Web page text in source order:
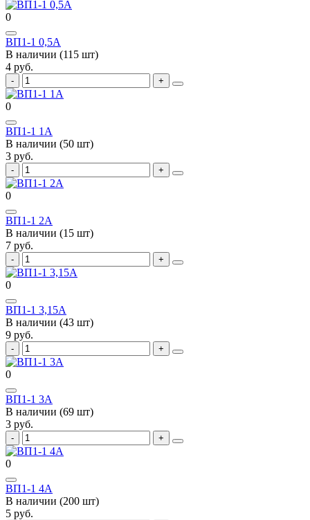
0
ВП1-1 0,5А
В наличии (115 шт)
4 руб.
0
ВП1-1 1А
В наличии (50 шт)
3 руб.
0
ВП1-1 2А
В наличии (15 шт)
7 руб.
0
ВП1-1 3,15А
В наличии (43 шт)
9 руб.
0
ВП1-1 3А
В наличии (69 шт)
3 руб.
0
ВП1-1 4А
В наличии (200 шт)
5 руб.